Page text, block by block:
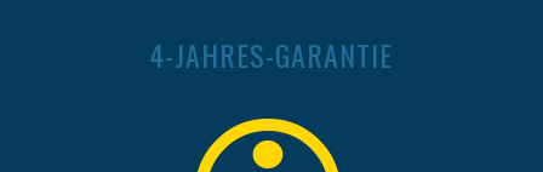
4-JAHRES-GARANTIE